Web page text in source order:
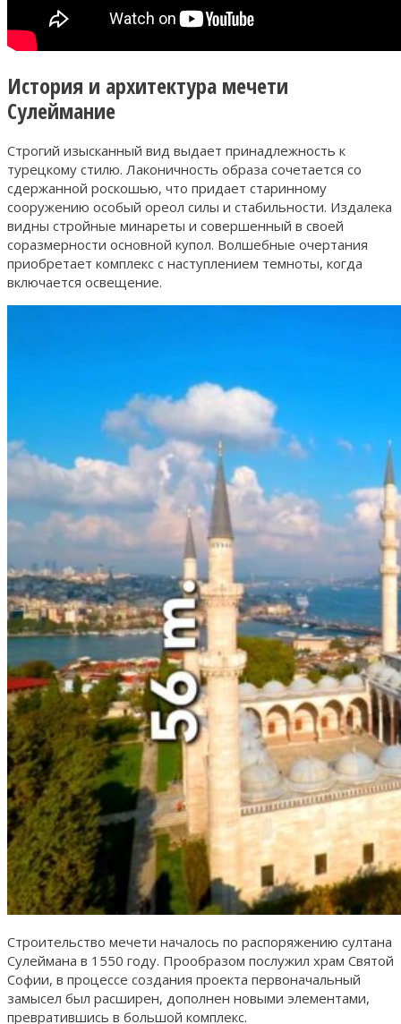
История и архитектура мечети
Сулеймание
Строгий изысканный вид выдает принадлежность к
турецкому стилю. Лаконичность образа сочетается со
сдержанной роскошью, что придает старинному
сооружению особый ореол силы и стабильности. Издалека
видны стройные минареты и совершенный в своей
соразмерности основной купол. Волшебные очертания
приобретает комплекс с наступлением темноты, когда
включается освещение.
Строительство мечети началось по распоряжению султана
Сулеймана в 1550 году. Прообразом послужил храм Святой
Софии, в процессе создания проекта первоначальный
замысел был расширен, дополнен новыми элементами,
превратившись в большой комплекс.